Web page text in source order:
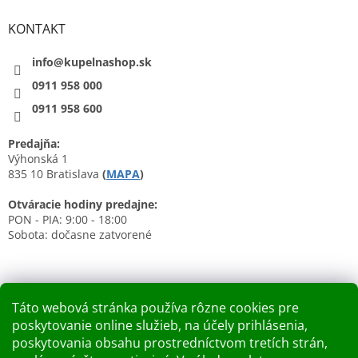
Táto webová stránka používa rôzne cookies pre
poskytovanie online služieb, na účely prihlásenia,
poskytovania obsahu prostredníctvom tretích strán,
KONTAKT
info@kupelnashop.sk
0911 958 000
0911 958 600
Predajňa:
Výhonská 1
835 10 Bratislava (MAPA)
Otváracie hodiny predajne:
PON - PIA: 9:00 - 18:00
Sobota: dočasne zatvorené
Nákupný košík